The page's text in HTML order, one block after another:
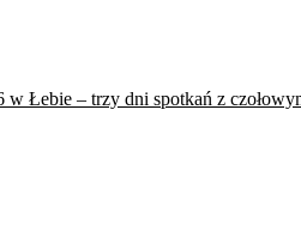
w Łebie – trzy dni spotkań z